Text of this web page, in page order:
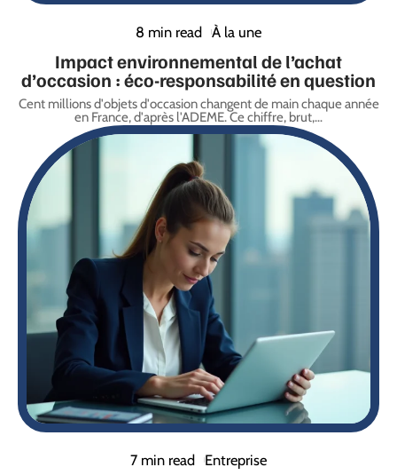
8 min read À la une
Impact environnemental de l’achat
d’occasion : éco-responsabilité en question
Cent millions d'objets d'occasion changent de main chaque année
en France, d'après l'ADEME. Ce chiffre, brut,…
7 min read Entreprise